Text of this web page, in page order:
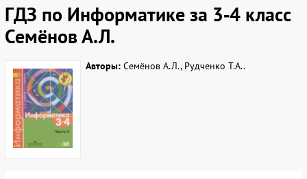
ГДЗ по Информатике за 3‐4 класс
Семёнов А.Л.
Авторы:Семёнов А.Л., Рудченко Т.А..